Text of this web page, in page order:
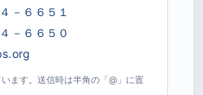
ます。送信時は半角の「@」に置